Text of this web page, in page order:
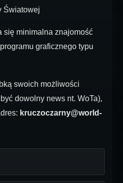
Światowej
się minimalna znajomość
graficznego typu
swoich możliwości
dowolny news nt. WoTa),
kruczoczarny@world-